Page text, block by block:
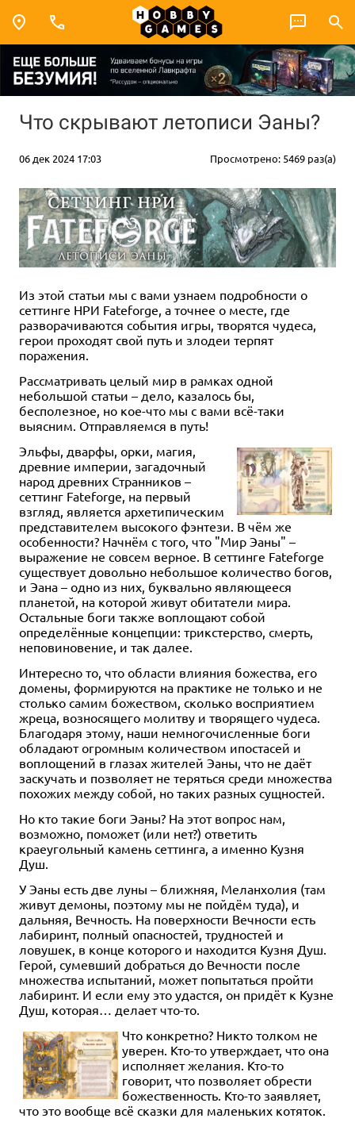
Что скрывают летописи Эаны?
06 дек 2024 17:03 Просмотрено: 5469 раз(а)
Из этой статьи мы с вами узнаем подробности о
сеттинге НРИ Fateforge, а точнее о месте, где
разворачиваются события игры, творятся чудеса,
герои проходят свой путь и злодеи терпят
поражения.
Рассматривать целый мир в рамках одной
небольшой статьи – дело, казалось бы,
бесполезное, но кое-что мы с вами всё-таки
выясним. Отправляемся в путь!
Эльфы, дварфы, орки, магия,
древние империи, загадочный
народ древних Странников –
сеттинг Fateforge, на первый
взгляд, является архетипическим
представителем высокого фэнтези. В чём же
особенности? Начнём с того, что "Мир Эаны" –
выражение не совсем верное. В сеттинге Fateforge
существует довольно небольшое количество богов,
и Эана – одно из них, буквально являющееся
планетой, на которой живут обитатели мира.
Остальные боги также воплощают собой
определённые концепции: трикстерство, смерть,
неповиновение, и так далее.
Интересно то, что области влияния божества, его
домены, формируются на практике не только и не
столько самим божеством, сколько восприятием
жреца, возносящего молитву и творящего чудеса.
Благодаря этому, наши немногочисленные боги
обладают огромным количеством ипостасей и
воплощений в глазах жителей Эаны, что не даёт
заскучать и позволяет не теряться среди множества
похожих между собой, но таких разных сущностей.
Но кто такие боги Эаны? На этот вопрос нам,
возможно, поможет (или нет?) ответить
краеугольный камень сеттинга, а именно Кузня
Душ.
У Эаны есть две луны – ближняя, Меланхолия (там
живут демоны, поэтому мы не пойдём туда), и
дальняя, Вечность. На поверхности Вечности есть
лабиринт, полный опасностей, трудностей и
ловушек, в конце которого и находится Кузня Душ.
Герой, сумевший добраться до Вечности после
множества испытаний, может попытаться пройти
лабиринт. И если ему это удастся, он придёт к Кузне
Душ, которая… делает что-то.
Что конкретно? Никто толком не
уверен. Кто-то утверждает, что она
исполняет желания. Кто-то
говорит, что позволяет обрести
божественность. Кто-то заявляет,
что это вообще всё сказки для маленьких котяток.